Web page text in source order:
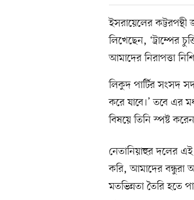
ইসরায়েলের কট্টরপন্থী
লিখেছেন, ‘ট্রাম্পের
আমাদের নিরাপত্তা
লিকুদ পার্টির সংসদ
করে যাবে।’ তবে এর
বিষয়ে তিনি স্পষ্ট
নেতানিয়াহুর দলের
করি, আমাদের বন্ধুরা
মতভিন্নতা তৈরি হতে